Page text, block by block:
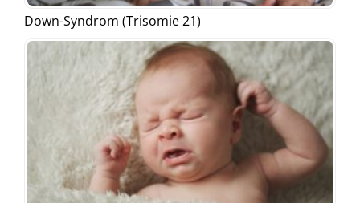
Down-Syndrom (Trisomie 21)